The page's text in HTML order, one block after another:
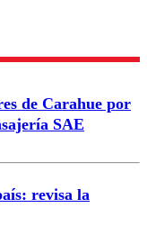
garantizar un
de Carahue por
SAE
revisa la